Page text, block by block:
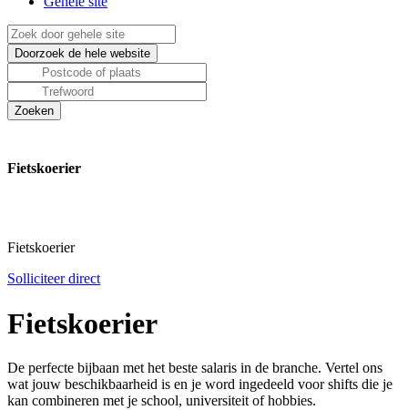
Fietskoerier
Fietskoerier
Solliciteer direct
Fietskoerier
De perfecte bijbaan met het beste salaris in de branche. Vertel ons
wat jouw beschikbaarheid is en je word ingedeeld voor shifts die je
kan combineren met je school, universiteit of hobbies.